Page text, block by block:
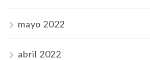
mayo 2022
abril 2022